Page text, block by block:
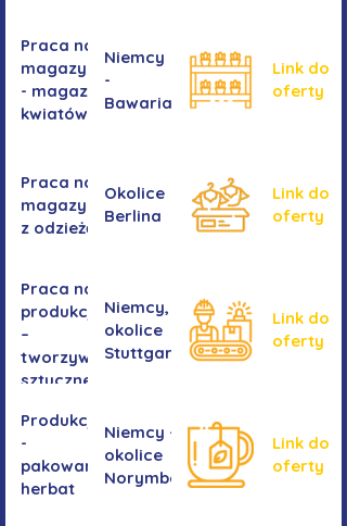
Praca na
magazynie
- magazyn
kwiatów
Niemcy
-
Bawaria
Link do
oferty
Praca na
magazynie
z odzieżą
Okolice
Berlina
Link do
oferty
Praca na
produkcji
–
tworzywa
sztuczne
Niemcy,
okolice
Stuttgartu
Link do
oferty
Produkcja
-
pakowanie
herbat
Niemcy -
okolice
Norymbergii
Link do
oferty